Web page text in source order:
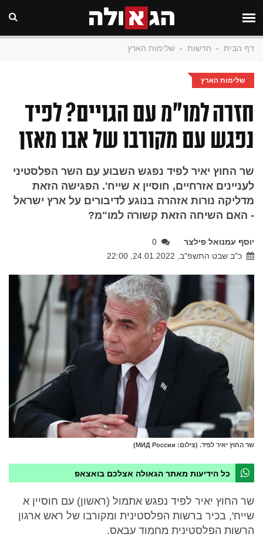
דף הבית - חדשות - שלימות הארץ
שלימות הארץ
חזרה למו"מ עם הגויים? לפיד
נפגש עם מקורבו של אבו מאזן
שר החוץ יאיר לפיד נפגש השבוע עם השר הפלסטיני
לעניינים אזרחיים, חוסיין א שייח'. הפגישה הזאת
מדליקה נורות אזהרה בנוגע לדיבורים על ארץ ישראל
- האם השיחה הזאת קשורה למו"מ?
יוסף עמנואל פילצר
0
כ"ב שבט התשפ"ב, 24.01.2022, 22:00
שר החוץ יאיר לפיד. (צילום: МИД России)
כל הידיעות מאתר הגאולה אצלכם בואצאפ
שר החוץ יאיר לפיד נפגש אתמול (ראשון) עם חוסיין א
שייח', בכיר ברשות הפלסטינית ומקורבו של ראש ארגון
הרשות הפלסטינית מחמוד עבאס.